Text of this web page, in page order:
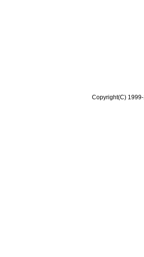
Copyright(C)